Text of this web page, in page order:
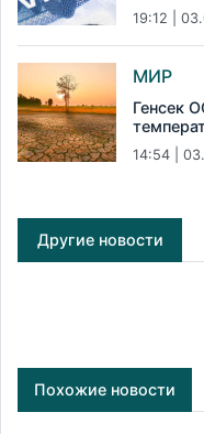
19:12 |
МИР
Генсек
14:54 |
Другие новости
Похожие новости